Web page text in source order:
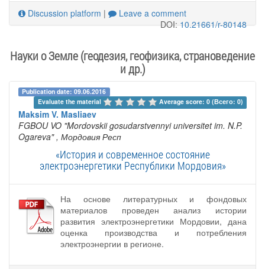
Discussion platform |
Leave a comment
DOI:10.21661/r-80148
Науки о Земле (геодезия, геофизика, страноведение
и др.)
Publication date: 09.06.2016
Evaluate the material
Average score: 0 (Всего: 0)
Maksim V. Masliaev
FGBOU VO "Mordovskii gosudarstvennyi universitet im. N.P.
Ogareva" , Мордовия Респ
«История и современное состояние
электроэнергетики Республики Мордовия»
На основе литературных и фондовых
материалов проведен анализ истории
развития электроэнергетики Мордовии, дана
оценка производства и потребления
электроэнергии в регионе.